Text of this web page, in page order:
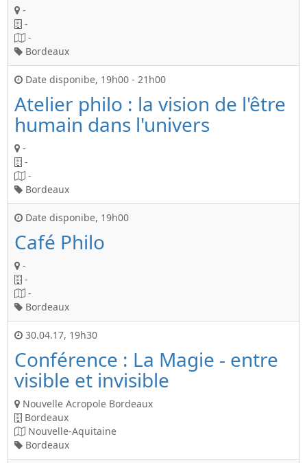
-
-
-
Bordeaux
Date disponibe, 19h00 - 21h00
Atelier philo : la vision de l'être
humain dans l'univers
-
-
-
Bordeaux
Date disponibe, 19h00
Café Philo
-
-
-
Bordeaux
30.04.17, 19h30
Conférence : La Magie - entre
visible et invisible
Nouvelle Acropole Bordeaux
Bordeaux
Nouvelle-Aquitaine
Bordeaux